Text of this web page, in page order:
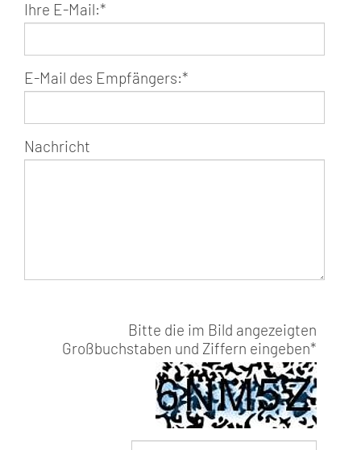
Ihre E-Mail:*
E-Mail des Empfängers:*
Nachricht
Bitte die im Bild angezeigten
Großbuchstaben und Ziffern eingeben*